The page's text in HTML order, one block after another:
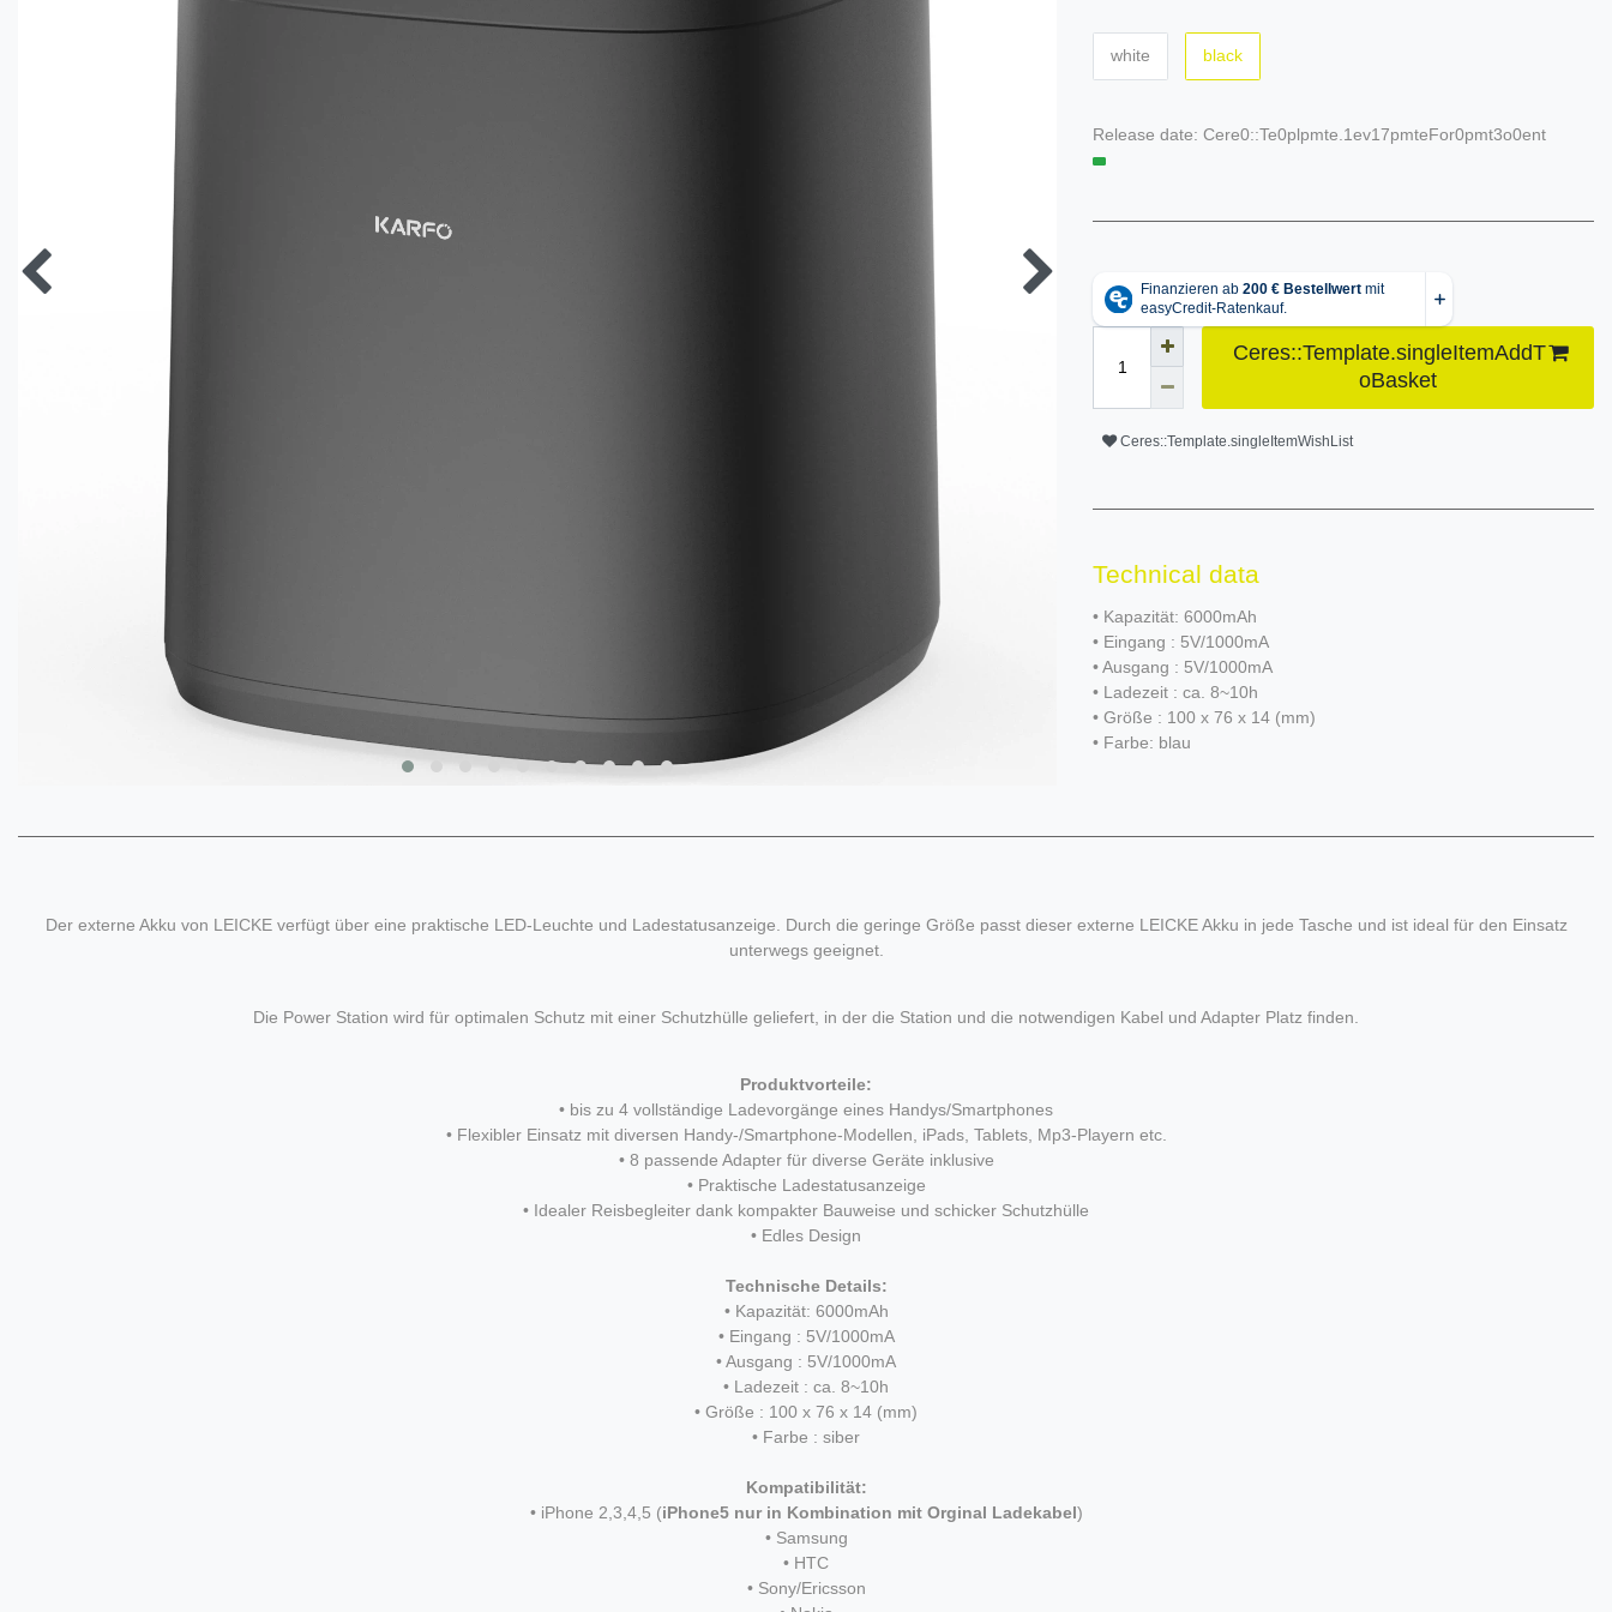
white black
Release date: Cere0::Te0plpmte.1ev17pmteFor0pmt3o0ent
Ceres::Template.singleItemAddT
oBasket
Ceres::Template.singleItemWishList
Technical data
• Kapazität: 6000mAh
• Eingang : 5V/1000mA
• Ausgang : 5V/1000mA
• Ladezeit : ca. 8~10h
• Größe : 100 x 76 x 14 (mm)
• Farbe: blau
Der externe Akku von LEICKE verfügt über eine praktische LED-Leuchte und Ladestatusanzeige. Durch die geringe Größe passt dieser externe LEICKE Akku in jede Tasche und ist ideal für den Einsatz
unterwegs geeignet.
Die Power Station wird für optimalen Schutz mit einer Schutzhülle geliefert, in der die Station und die notwendigen Kabel und Adapter Platz finden.
Produktvorteile:
• bis zu 4 vollständige Ladevorgänge eines Handys/Smartphones
• Flexibler Einsatz mit diversen Handy-/Smartphone-Modellen, iPads, Tablets, Mp3-Playern etc.
• 8 passende Adapter für diverse Geräte inklusive
• Praktische Ladestatusanzeige
• Idealer Reisbegleiter dank kompakter Bauweise und schicker Schutzhülle
• Edles Design
Technische Details:
• Kapazität: 6000mAh
• Eingang : 5V/1000mA
• Ausgang : 5V/1000mA
• Ladezeit : ca. 8~10h
• Größe : 100 x 76 x 14 (mm)
• Farbe : siber
Kompatibilität:
• iPhone 2,3,4,5 (iPhone5 nur in Kombination mit Orginal Ladekabel)
• Samsung
• HTC
• Sony/Ericsson